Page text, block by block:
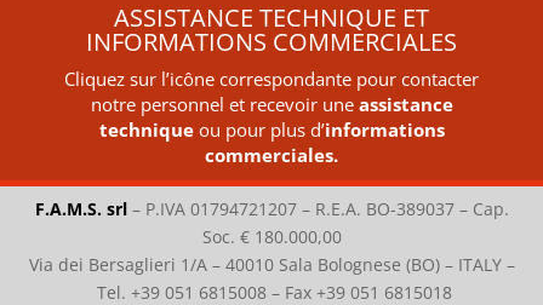
ASSISTANCE TECHNIQUE ET
INFORMATIONS COMMERCIALES
Cliquez sur l’icône correspondante pour contacter
notre personnel et recevoir une assistance
techniqueou pour plus d’informations
commerciales.
F.A.M.S. srl– P.IVA 01794721207 – R.E.A. BO-389037 – Cap.
Soc. € 180.000,00
Via dei Bersaglieri 1/A – 40010 Sala Bolognese (BO) – ITALY –
Tel. +39 051 6815008 – Fax +39 051 6815018